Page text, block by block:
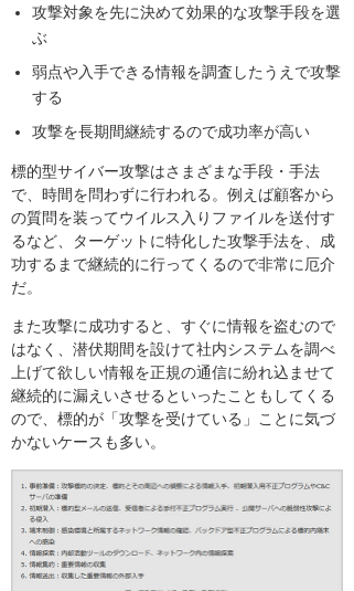
攻撃対象を先に決めて効果的な攻撃手段を選
ぶ
弱点や入手できる情報を調査したうえで攻撃
する
攻撃を長期間継続するので成功率が高い
標的型サイバー攻撃はさまざまな手段・手法
で、時間を問わずに行われる。例えば顧客から
の質問を装ってウイルス入りファイルを送付す
るなど、ターゲットに特化した攻撃手法を、成
功するまで継続的に行ってくるので非常に厄介
だ。
また攻撃に成功すると、すぐに情報を盗むので
はなく、潜伏期間を設けて社内システムを調べ
上げて欲しい情報を正規の通信に紛れ込ませて
継続的に漏えいさせるといったこともしてくる
ので、標的が「攻撃を受けている」ことに気づ
かないケースも多い。